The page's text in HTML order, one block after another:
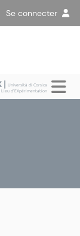
Se connecter
|Università di Corsica
Lieu d'EXpérimentation